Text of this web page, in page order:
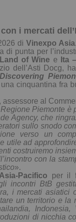
i mercati
di Vinexpo Asia
di punta per
of Wine e Ita
dell’Asti Docg,
Discovering
cinquantina fra
, assessore al
Piemonte è
Agency, che
sullo snodo
verso un
utile ad
costruiremo
incontro con la st
».
Pacifico per il
incontri BtB
imercati asiatici
un territorio e la
Indonesia,
di nicchia